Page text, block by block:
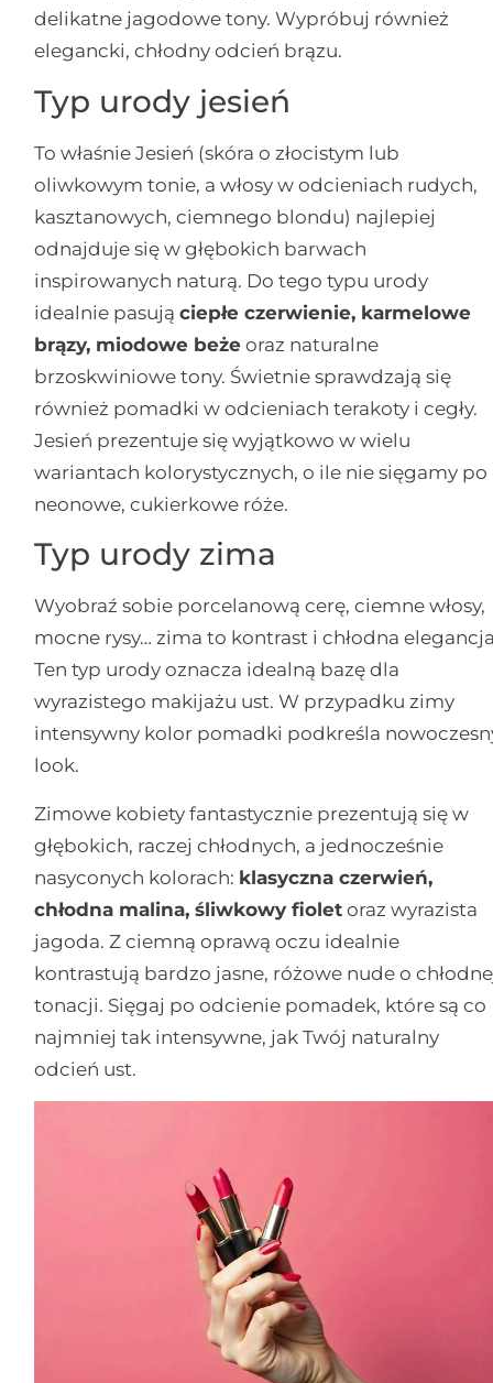
delikatne jagodowe tony. Wypróbuj również
elegancki, chłodny odcień brązu.
Typ urody jesień
To właśnie Jesień (skóra o złocistym lub
oliwkowym tonie, a włosy w odcieniach rudych,
kasztanowych, ciemnego blondu) najlepiej
odnajduje się w głębokich barwach
inspirowanych naturą. Do tego typu urody
idealnie pasująciepłe czerwienie, karmelowe
brązy, miodowe beże oraz naturalne
brzoskwiniowe tony. Świetnie sprawdzają się
również pomadki w odcieniach terakoty i cegły.
Jesień prezentuje się wyjątkowo w wielu
wariantach kolorystycznych, o ile nie sięgamy po
neonowe, cukierkowe róże.
Typ urody zima
Wyobraź sobie porcelanową cerę, ciemne włosy,
mocne rysy… zima to kontrast i chłodna
Ten typ urody oznacza idealną bazę dla
wyrazistego makijażu ust. W przypadku zimy
intensywny kolor pomadki podkreśla
look.
Zimowe kobiety fantastycznie prezentują się w
głębokich, raczej chłodnych, a jednocześnie
nasyconych kolorach: klasyczna czerwień,
chłodna malina, śliwkowy fiolet oraz wyrazista
jagoda. Z ciemną oprawą oczu idealnie
kontrastują bardzo jasne, różowe nude o
tonacji. Sięgaj po odcienie pomadek, które są co
najmniej tak intensywne, jak Twój naturalny
odcień ust.